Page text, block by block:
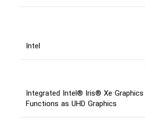
Intel
Integrated Intel® Iris® Xe Graphics
Functions as UHD Graphics